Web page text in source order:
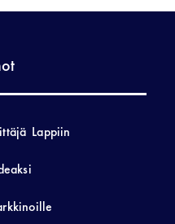
Lappiin